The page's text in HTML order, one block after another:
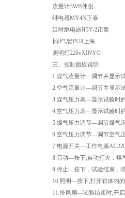
流量计3WB伟创
继电器MY4N正泰
延时继电器H3Y-2正泰
插8气管PU8上海
照明灯220vXINYO
三、控制面板说明
1.煤气流量计—调节并显示
2.空气流量计—调节并显示
3.煤气压力表—显示试验时
4.空气压力表—显示试验时
5.煤气压力调节—调节煤气
6.空气压力调节—调节空气
7.电源开关—工作电源
8.启动—按下,自动打火，煤
9.停止—按下，试验结束，
10.照明—按下,打开箱体内
11.排风扇—试验结束时,开